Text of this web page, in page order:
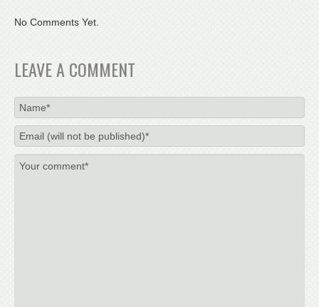
No Comments Yet.
LEAVE A COMMENT